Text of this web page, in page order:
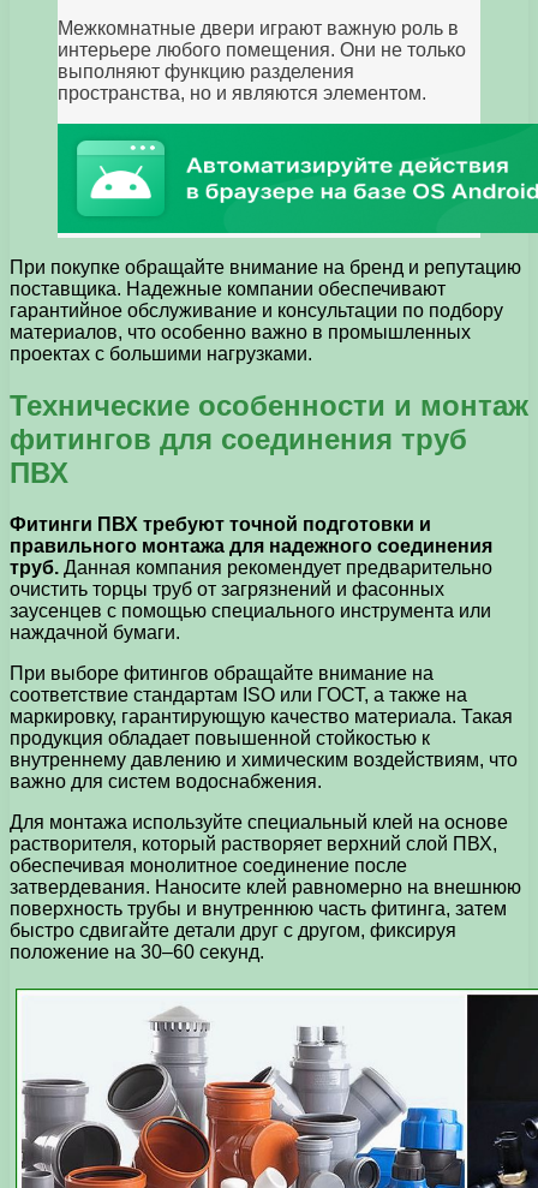
Межкомнатные двери играют важную роль в
интерьере любого помещения. Они не только
выполняют функцию разделения
пространства, но и являются элементом.
При покупке обращайте внимание на бренд и репутацию
поставщика. Надежные компании обеспечивают
гарантийное обслуживание и консультации по подбору
материалов, что особенно важно в промышленных
проектах с большими нагрузками.
Технические особенности и монтаж
фитингов для соединения труб
ПВХ
Фитинги ПВХ требуют точной подготовки и
правильного монтажа для надежного соединения
труб. Данная компания рекомендует предварительно
очистить торцы труб от загрязнений и фасонных
заусенцев с помощью специального инструмента или
наждачной бумаги.
При выборе фитингов обращайте внимание на
соответствие стандартам ISO или ГОСТ, а также на
маркировку, гарантирующую качество материала. Такая
продукция обладает повышенной стойкостью к
внутреннему давлению и химическим воздействиям, что
важно для систем водоснабжения.
Для монтажа используйте специальный клей на основе
растворителя, который растворяет верхний слой ПВХ,
обеспечивая монолитное соединение после
затвердевания. Наносите клей равномерно на внешнюю
поверхность трубы и внутреннюю часть фитинга, затем
быстро сдвигайте детали друг с другом, фиксируя
положение на 30–60 секунд.